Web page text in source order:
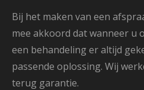
Bij het maken van een
mee akkoord dat wanneer u
een behandeling er altijd
passende oplossing. Wij
terug garantie.